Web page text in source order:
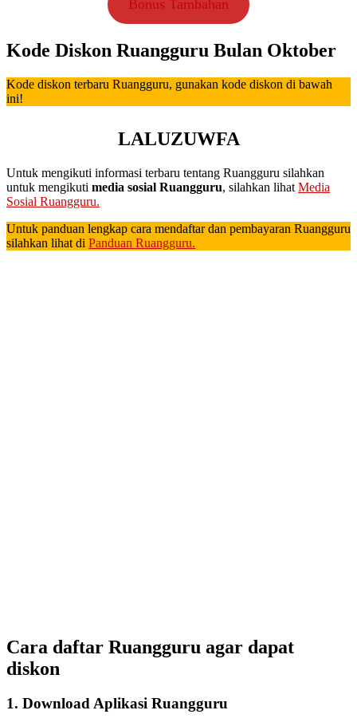
Bonus Tambahan
Kode Diskon Ruangguru Bulan Oktober
Kode diskon terbaru Ruangguru, gunakan kode diskon di bawah
ini!
LALUZUWFA
Untuk mengikuti informasi terbaru tentang Ruangguru silahkan
untuk mengikuti media sosial Ruangguru, silahkan lihat Media
Sosial Ruangguru.
Untuk panduan lengkap cara mendaftar dan pembayaran Ruangguru
silahkan lihat di Panduan Ruangguru.
Cara daftar Ruangguru agar dapat
diskon
1. Download Aplikasi Ruangguru